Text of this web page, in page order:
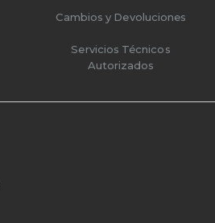
Cambios y Devoluciones
Servicios Técnicos
Autorizados